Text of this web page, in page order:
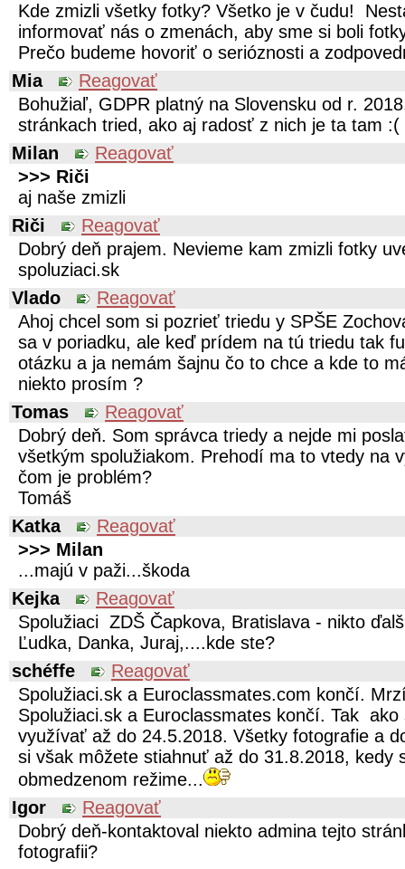
Kde zmizli všetky fotky? Všetko je v čudu!
informovať nás o zmenách, aby sme si boli
Prečo budeme hovoriť o serióznosti a
Mia
Reagovať
Bohužiaľ, GDPR platný na Slovensku od r.
stránkach tried, ako aj radosť z nich je ta tam :(
Milan
Reagovať
>>> Riči
aj naše zmizli
Riči
Reagovať
Dobrý deň prajem. Nevieme kam zmizli fotky
spoluziaci.sk
Vlado
Reagovať
Ahoj chcel som si pozrieť triedu y SPŠE
sa v poriadku, ale keď prídem na tú triedu tak
otázku a ja nemám šajnu čo to chce a kde to
niekto prosím ?
Tomas
Reagovať
Dobrý deň. Som správca triedy a nejde mi
všetkým spolužiakom. Prehodí ma to vtedy na
čom je problém?
Tomáš
Katka
Reagovať
>>> Milan
...majú v paži...škoda
Kejka
Reagovať
Spolužiaci ZDŠ Čapkova, Bratislava - nikto
Ľudka, Danka, Juraj,....kde ste?
schéffe
Reagovať
Spolužiaci.sk a Euroclassmates.com končí.
Spolužiaci.sk a Euroclassmates končí. Tak
využívať až do 24.5.2018. Všetky fotografie a
si však môžete stiahnuť až do 31.8.2018, kedy
obmedzenom režime...
Igor
Reagovať
Dobrý deň-kontaktoval niekto admina tejto
fotografii?